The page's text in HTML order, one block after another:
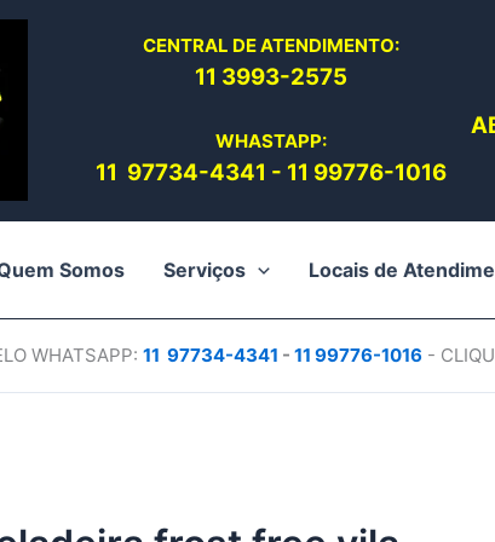
CENTRAL DE ATENDIMENTO:
11 3993-2575
WHASTAPP:
11 97734-4341 - 11 99776-1016
Somos Serviços Locais de
WHATSAPP: 11 97734-4341 - 11 99776-1016 -